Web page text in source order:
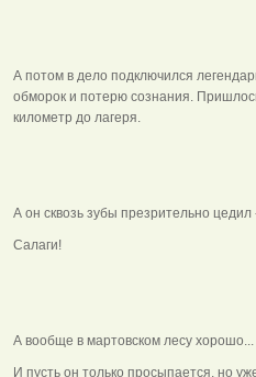
А потом в дело подключился
обморок и потерю сознания.
километр до лагеря.
А он сквозь зубы презрительно цедил
Салаги!
А вообще в мартовском лесу хорошо...
И пусть он только просыпается, но